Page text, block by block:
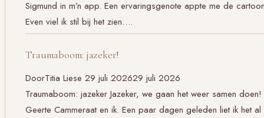
Sigmund in m’n app. Een ervaringsgenote appte me de
Even viel ik stil bij het zien….
Traumaboom: jazeker!
DoorTitia Liese 29 juli 202629 juli 2026
Traumaboom: jazeker Jazeker, we gaan het weer samen doen!
Geerte Cammeraat en ik. Een paar dagen geleden liet ik het al